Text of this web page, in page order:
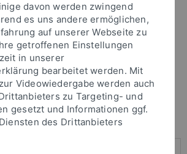
und Ihr Passwort an um sich
davon werden zwingend
es uns andere ermöglichen,
auf unserer Webseite zu
getroffenen Einstellungen
in unserer
bearbeitet werden. Mit
Videowiedergabe werden auch
zu Targeting- und
gesetzt und Informationen ggf.
des Drittanbieters